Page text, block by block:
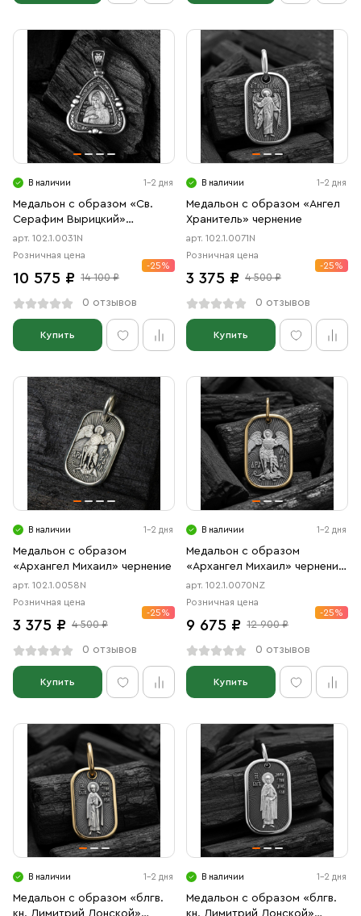
В наличии 1-2 дня
Медальон с образом «Св.
Серафим Вырицкий»
чернение
арт. 102.1.0031N
Розничная цена
10 575 ₽ 14 100 ₽
-25%
0 отзывов
Купить
В наличии 1-2 дня
Медальон с образом «Ангел
Хранитель» чернение
арт. 102.1.0071N
Розничная цена
3 375 ₽ 4 500 ₽
-25%
0 отзывов
Купить
В наличии 1-2 дня
Медальон с образом
«Архангел Михаил» чернение
арт. 102.1.0058N
Розничная цена
3 375 ₽ 4 500 ₽
-25%
0 отзывов
Купить
В наличии 1-2 дня
Медальон с образом
«Архангел Михаил» чернение,
позолота
арт. 102.1.0070NZ
Розничная цена
9 675 ₽ 12 900 ₽
-25%
0 отзывов
Купить
В наличии 1-2 дня
Медальон с образом «блгв.
кн. Димитрий Донской»
В наличии 1-2 дня
Медальон с образом «блгв.
кн. Димитрий Донской»